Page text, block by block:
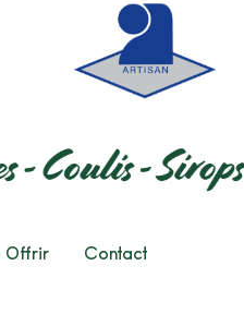
Offrir Contact